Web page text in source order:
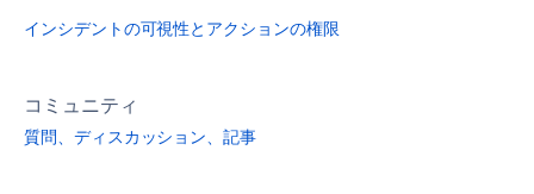
インシデントの可視性とアクションの権限
コミュニティ
質問、ディスカッション、記事